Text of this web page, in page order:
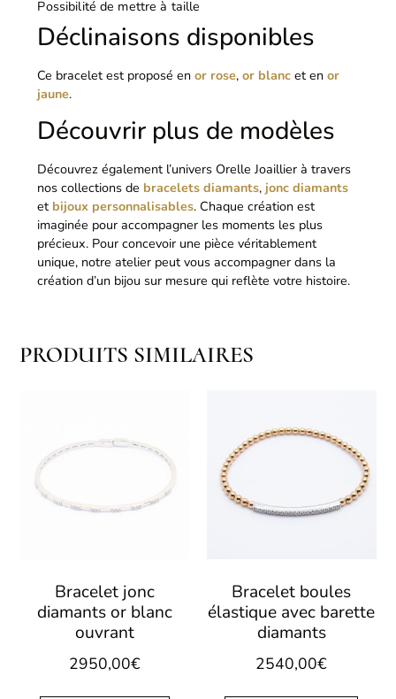
Possibilité de mettre à taille
Déclinaisons disponibles
Ce bracelet est proposé enor rose,or blanc et enor
jaune.
Découvrir plus de modèles
Découvrez également l’univers Orelle Joaillier à travers
nos collections de bracelets diamants, jonc diamants
et bijoux personnalisables. Chaque création est
imaginée pour accompagner les moments les plus
précieux. Pour concevoir une pièce véritablement
unique, notre atelier peut vous accompagner dans la
création d’un bijou sur mesure qui reflète votre histoire.
PRODUITS SIMILAIRES
Bracelet jonc
diamants or blanc
ouvrant
2950,00€
Bracelet boules
élastique avec barette
diamants
2540,00€